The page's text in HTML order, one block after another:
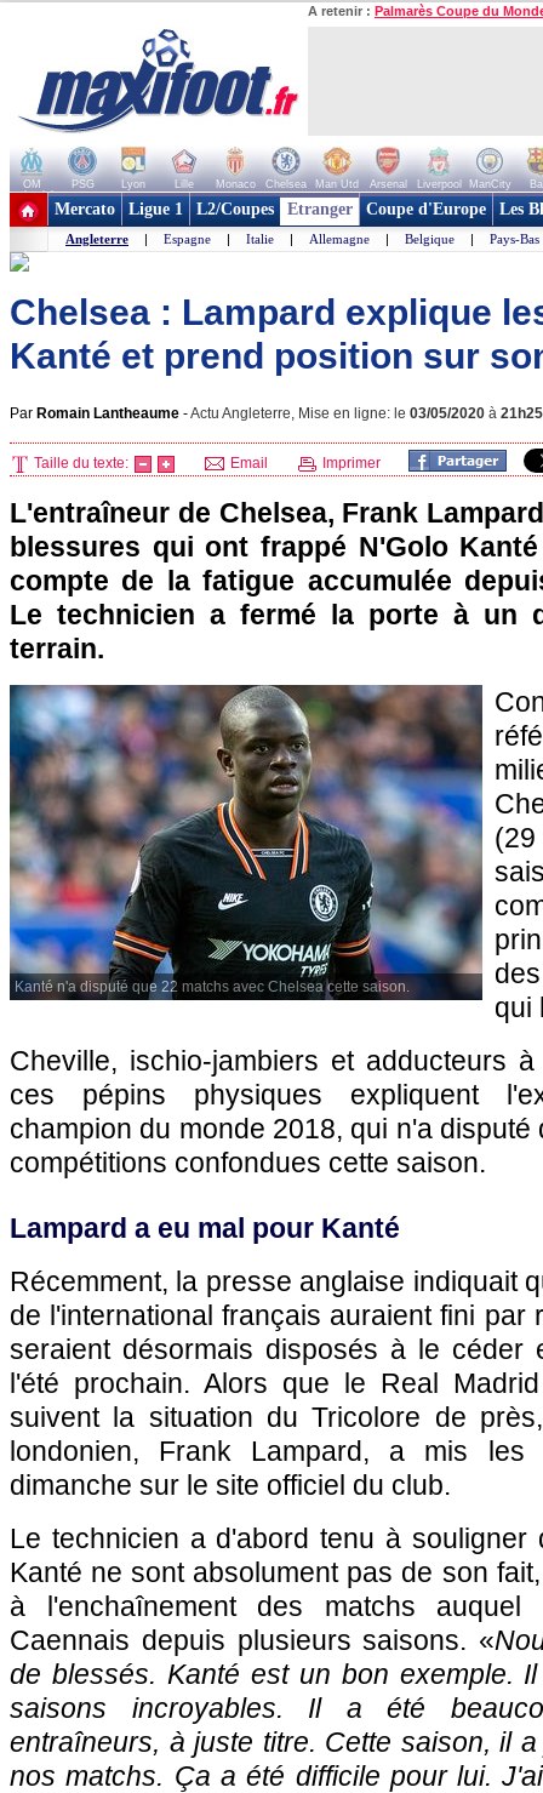
A retenir : Palmarès Coupe du
OM PSG Lyon Lille Monaco Chelsea Man Utd Arsenal Liverpool ManCity
+ de clubs
Mercato Ligue 1 L2/Coupes Etranger Coupe d'Europe Les
Angleterre | Espagne | Italie | Allemagne | Belgique | Pays-Bas
Chelsea : Lampard explique
Kanté et prend position sur
Par Romain Lantheaume -Actu Angleterre, Mise en ligne: le 03/05/2020 à 21h25
Taille du texte: Email Imprimer
L'entraîneur de Chelsea, Frank
blessures qui ont frappé N'Golo
compte de la fatigue accumulée
Le technicien a fermé la porte à un
terrain.
Kanté n'a disputé que 22 matchs avec Chelsea cette saison.
qui
Cheville, ischio-jambiers et adducteurs
ces pépins physiques expliquent
champion du monde 2018, qui n'a
compétitions confondues cette saison.
Lampard a eu mal pour Kanté
Récemment, la presse anglaise indiquait
de l'international français auraient fini par
seraient désormais disposés à le céder
l'été prochain. Alors que le Real
suivent la situation du Tricolore de
londonien, Frank Lampard, a mis
dimanche sur le site officiel du club.
Le technicien a d'abord tenu à souligner
Kanté ne sont absolument pas de son
à l'enchaînement des matchs auquel
Caennais depuis plusieurs saisons. «
de blessés. Kanté est un bon exemple.
saisons incroyables. Il a été
entraîneurs, à juste titre. Cette saison, il
nos matchs. Ça a été difficile pour lui.